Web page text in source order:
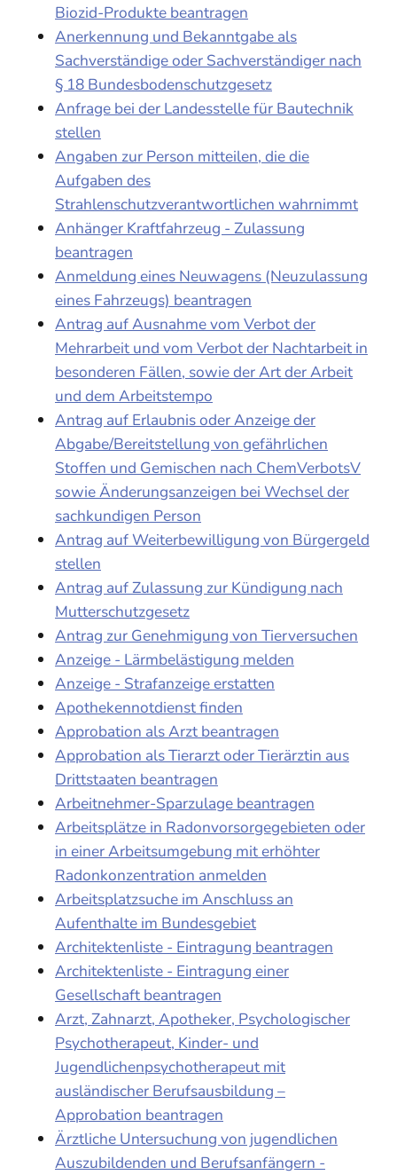
Biozid-Produkte beantragen
Anerkennung und Bekanntgabe als
Sachverständige oder Sachverständiger nach
§ 18 Bundesbodenschutzgesetz
Anfrage bei der Landesstelle für Bautechnik
stellen
Angaben zur Person mitteilen, die die
Aufgaben des
Strahlenschutzverantwortlichen wahrnimmt
Anhänger Kraftfahrzeug - Zulassung
beantragen
Anmeldung eines Neuwagens (Neuzulassung
eines Fahrzeugs) beantragen
Antrag auf Ausnahme vom Verbot der
Mehrarbeit und vom Verbot der Nachtarbeit in
besonderen Fällen, sowie der Art der Arbeit
und dem Arbeitstempo
Antrag auf Erlaubnis oder Anzeige der
Abgabe/Bereitstellung von gefährlichen
Stoffen und Gemischen nach ChemVerbotsV
sowie Änderungsanzeigen bei Wechsel der
sachkundigen Person
Antrag auf Weiterbewilligung von Bürgergeld
stellen
Antrag auf Zulassung zur Kündigung nach
Mutterschutzgesetz
Antrag zur Genehmigung von Tierversuchen
Anzeige - Lärmbelästigung melden
Anzeige - Strafanzeige erstatten
Apothekennotdienst finden
Approbation als Arzt beantragen
Approbation als Tierarzt oder Tierärztin aus
Drittstaaten beantragen
Arbeitnehmer-Sparzulage beantragen
Arbeitsplätze in Radonvorsorgegebieten oder
in einer Arbeitsumgebung mit erhöhter
Radonkonzentration anmelden
Arbeitsplatzsuche im Anschluss an
Aufenthalte im Bundesgebiet
Architektenliste - Eintragung beantragen
Architektenliste - Eintragung einer
Gesellschaft beantragen
Arzt, Zahnarzt, Apotheker, Psychologischer
Psychotherapeut, Kinder- und
Jugendlichenpsychotherapeut mit
ausländischer Berufsausbildung –
Approbation beantragen
Ärztliche Untersuchung von jugendlichen
Auszubildenden und Berufsanfängern -